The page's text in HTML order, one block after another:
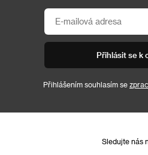
Přihlásit se k
Přihlášením souhlasím se
Sledujte nás